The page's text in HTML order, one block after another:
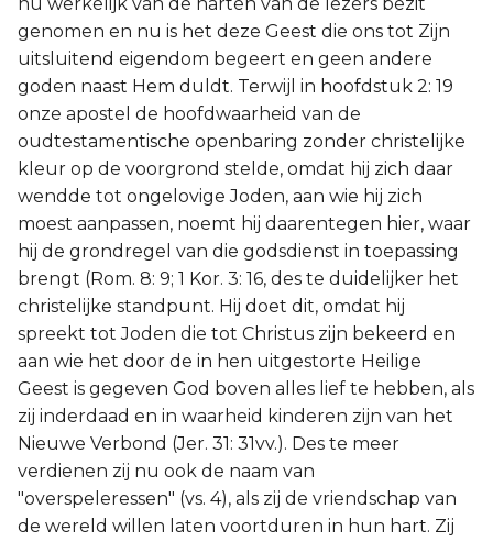
genomen en nu is het deze Geest die ons tot Zijn
uitsluitend eigendom begeert en geen andere
goden naast Hem duldt. Terwijl in hoofdstuk 2: 19
onze apostel de hoofdwaarheid van de
oudtestamentische openbaring zonder christelijke
kleur op de voorgrond stelde, omdat hij zich daar
wendde tot ongelovige Joden, aan wie hij zich
moest aanpassen, noemt hij daarentegen hier, waar
hij de grondregel van die godsdienst in toepassing
brengt (Rom. 8: 9; 1 Kor. 3: 16, des te duidelijker het
christelijke standpunt. Hij doet dit, omdat hij
spreekt tot Joden die tot Christus zijn bekeerd en
aan wie het door de in hen uitgestorte Heilige
Geest is gegeven God boven alles lief te hebben, als
zij inderdaad en in waarheid kinderen zijn van het
Nieuwe Verbond (Jer. 31: 31vv.). Des te meer
verdienen zij nu ook de naam van
"overspeleressen" (vs. 4), als zij de vriendschap van
de wereld willen laten voortduren in hun hart. Zij